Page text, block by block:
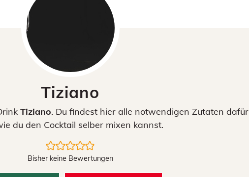
Tiziano
Tiziano. Du findest hier alle notwendigen Zutaten dafür
du den Cocktail selber mixen kannst.
Bisher keine Bewertungen